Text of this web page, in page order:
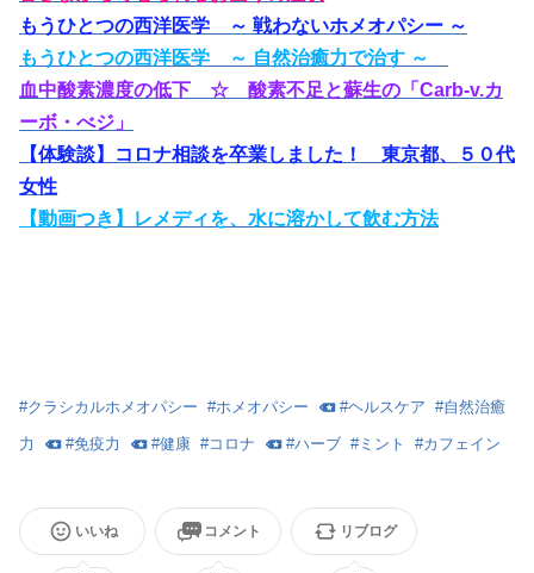
もうひとつの西洋医学 ～ 戦わないホメオパシー ～
もうひとつの西洋医学 ～ 自然治癒力で治す ～
血中酸素濃度の低下 ☆ 酸素不足と蘇生の「Carb-v.カ
ーボ・べジ」
【体験談】コロナ相談を卒業しました！ 東京都、５０代
女性
【動画つき】レメディを、水に溶かして飲む方法
#クラシカルホメオパシー #ホメオパシー #ヘルスケア #自然治癒
力 #免疫力 #健康 #コロナ #ハーブ #ミント #カフェイン
いいね コメント リブログ